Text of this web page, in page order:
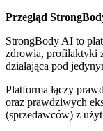
Przegląd
StrongBody AI to
zdrowia, profilaktyki
działająca pod
Platforma łączy
oraz prawdziwych
(sprzedawców) z